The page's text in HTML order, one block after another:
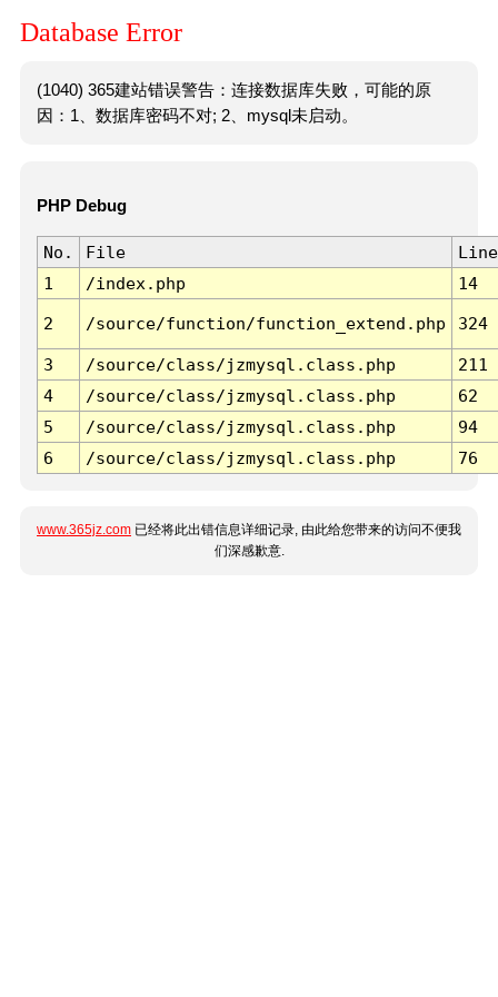
Database Error
(1040) 365建站错误警告：连接数据库失败，可能的原
因：1、数据库密码不对; 2、mysql未启动。
PHP Debug
No. File
Line
1
/index.php 14
2 /source/function/function_extend.php 324
3 /source/class/jzmysql.class.php
211
4
/source/class/jzmysql.class.php
62
5
/source/class/jzmysql.class.php
94
6
/source/class/jzmysql.class.php 76
www.365jz.com 已经将此出错信息详细记录, 由此给您带来的访问不便我
们深感歉意.